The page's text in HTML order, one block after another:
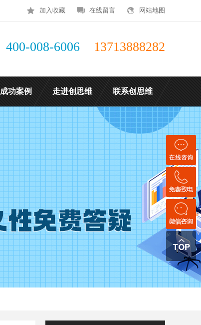
加入收藏 在线留言 网站地图
400-008-6006 13713888282
成功案例 走进创思维 联系创思维